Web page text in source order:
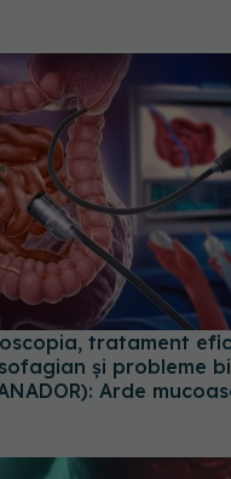
și probleme
Arde